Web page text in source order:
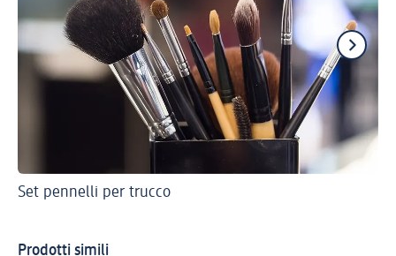
Set pennelli per trucco
Prodotti simili